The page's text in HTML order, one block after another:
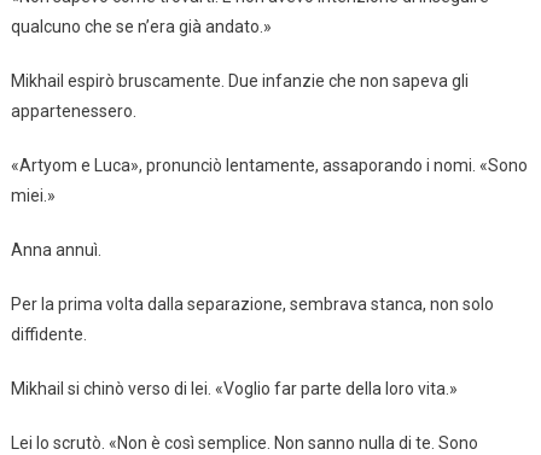
qualcuno che se n’era già andato.»
Mikhail espirò bruscamente. Due infanzie che non sapeva gli
appartenessero.
«Artyom e Luca», pronunciò lentamente, assaporando i nomi. «Sono
miei.»
Anna annuì.
Per la prima volta dalla separazione, sembrava stanca, non solo
diffidente.
Mikhail si chinò verso di lei. «Voglio far parte della loro vita.»
Lei lo scrutò. «Non è così semplice. Non sanno nulla di te. Sono